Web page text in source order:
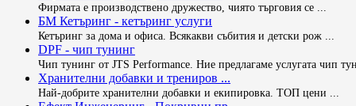
Фирмата е производствено дружество, чиято търговия се ...
БМ Кетъринг - кетъринг услуги
Кетъринг за дома и офиса. Всякакви събития и детски рож ...
DPF - чип тунинг
Чип тунинг от JTS Performance. Ние предлагаме услугата чип
Хранителни добавки и трениров ...
Най-добрите хранителни добавки и екипировка. ТОП цени ...